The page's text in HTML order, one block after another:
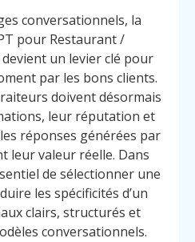
conversationnels, la
pour Restaurant /
un levier clé pour
par les bons clients.
doivent désormais
leur réputation et
réponses générées par
leur valeur réelle. Dans
de sélectionner une
les spécificités d’un
clairs, structurés et
conversationnels.